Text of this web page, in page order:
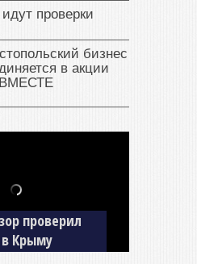
проверки
бизнес
в акции
Саки
—
по штрафам